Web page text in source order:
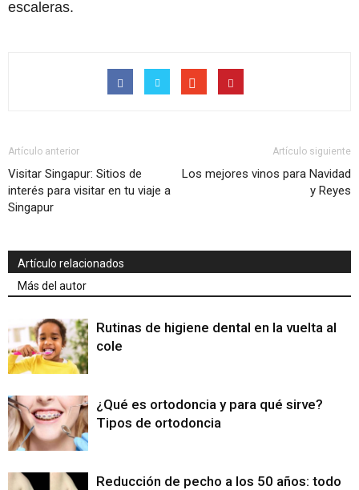
escaleras.
Artículo anterior
Visitar Singapur: Sitios de
interés para visitar en tu viaje a
Singapur
Artículo siguiente
Los mejores vinos para Navidad
y Reyes
Artículo relacionados
Más del autor
Rutinas de higiene dental en la vuelta al
cole
¿Qué es ortodoncia y para qué sirve?
Tipos de ortodoncia
Reducción de pecho a los 50 años: todo